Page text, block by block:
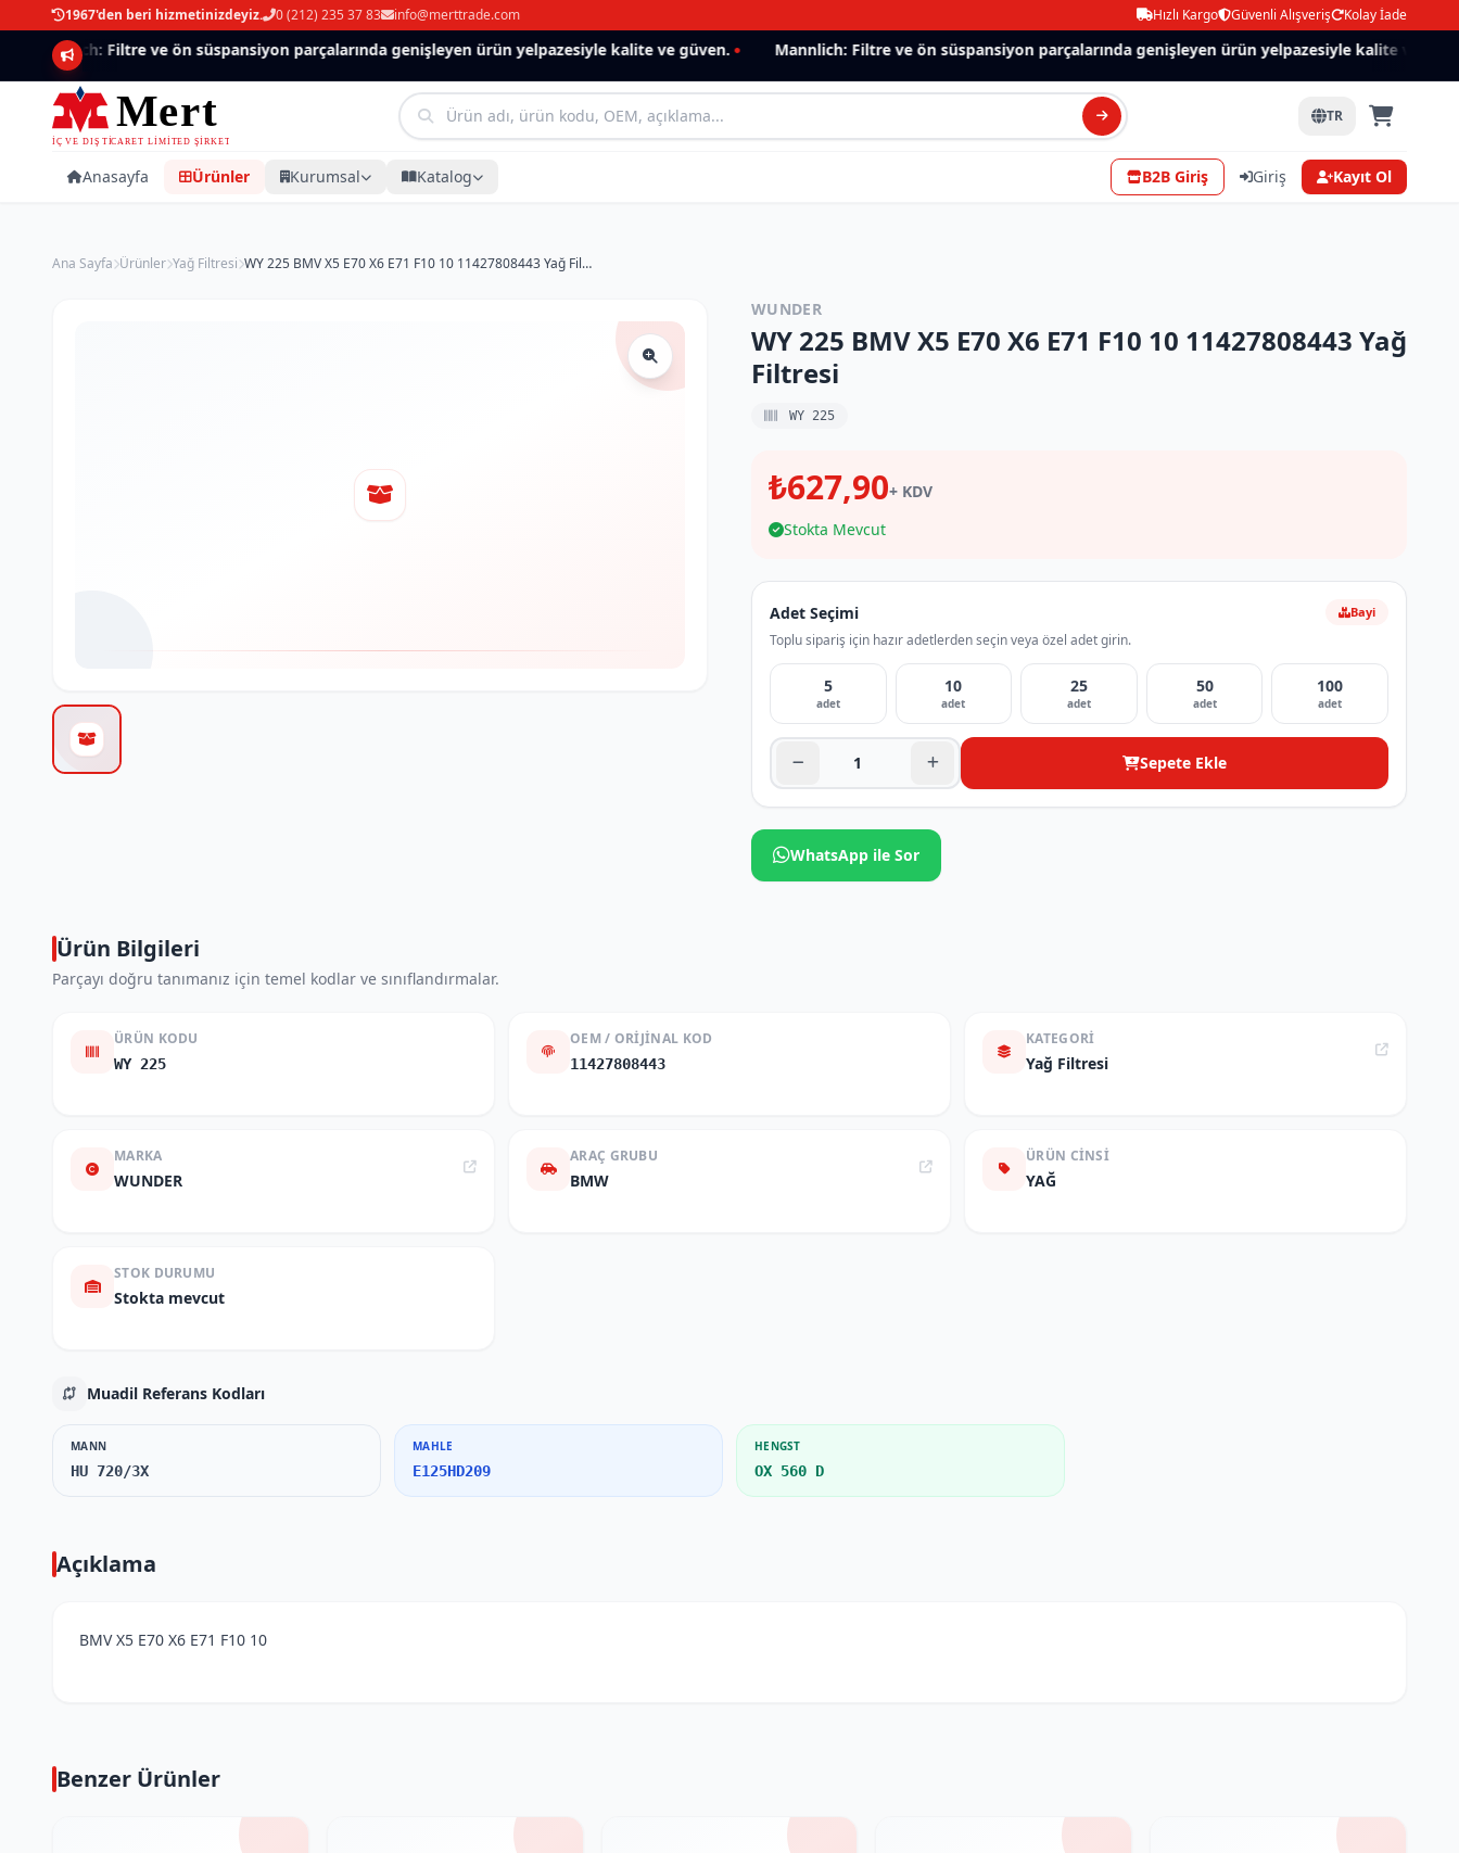
1967'den beri hizmetinizdeyiz. 0 (212) 235 37 83 info@merttrade.com Hızlı Kargo Güvenli Alışveriş Kolay İade
Mannlich: Filtre ve ön süspansiyon parçalarında genişleyen ürün yelpazesiyle kalite ve güven. Mannlich: Filtre ve ön süspansiyon parçalarında genişleyen ürün yelpazesiyle kalite ve güven.
TR
Anasayfa Ürünler Kurumsal Katalog B2B Giriş Giriş Kayıt Ol
Ana Sayfa Ürünler Yağ Filtresi WY 225 BMV X5 E70 X6 E71 F10 10 11427808443 Yağ Filtresi
WUNDER
WY 225 BMV X5 E70 X6 E71 F10 10 11427808443 Yağ
Filtresi
WY 225
₺627,90+ KDV
Stokta Mevcut
Adet Seçimi
Toplu sipariş için hazır adetlerden seçin veya özel adet girin.
Bayi
5
adet
10
adet
25
adet
50
adet
100
adet
Sepete Ekle
WhatsApp ile Sor
Ürün Bilgileri
Parçayı doğru tanımanız için temel kodlar ve sınıflandırmalar.
ÜRÜN KODU
WY 225
OEM / ORIJINAL KOD
11427808443
KATEGORI
Yağ Filtresi
MARKA
WUNDER
ARAÇ GRUBU
BMW
ÜRÜN CINSI
YAĞ
STOK DURUMU
Stokta mevcut
Muadil Referans Kodları
MANN
HU 720/3X
MAHLE
E125HD209
HENGST
OX 560 D
Açıklama
BMV X5 E70 X6 E71 F10 10
Benzer Ürünler